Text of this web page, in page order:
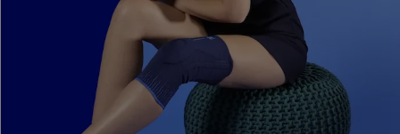
Engagements
France
Français
Germany
Deutsch
Hungary
Magyar